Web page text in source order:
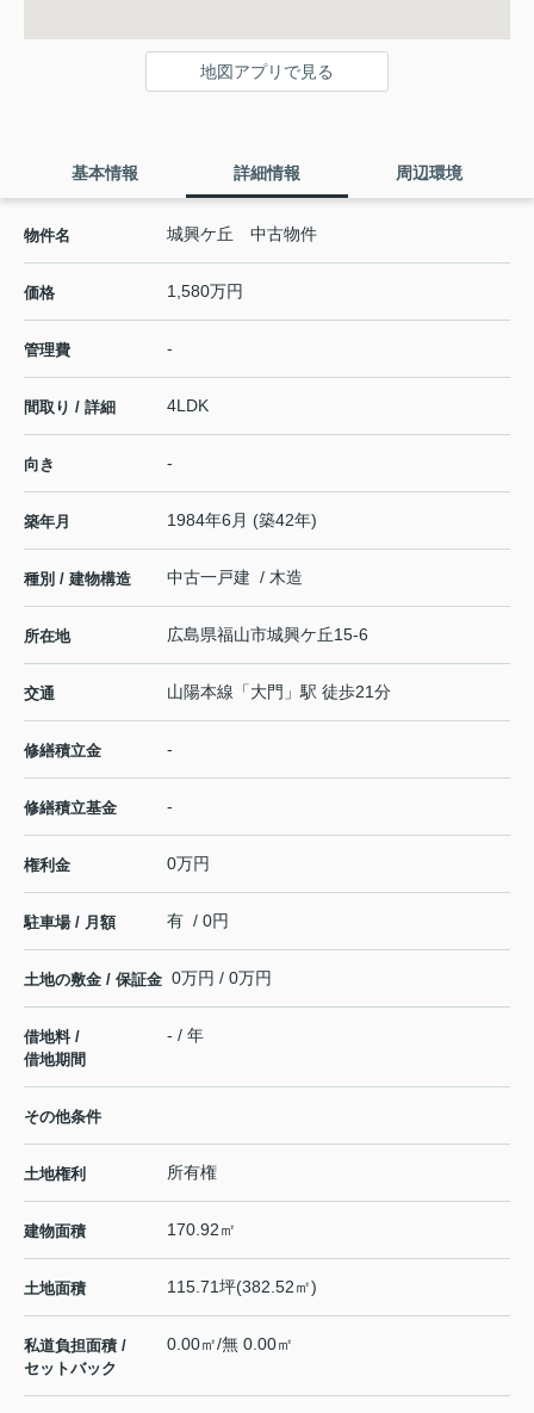
地図アプリで見る
基本情報 詳細情報 周辺環境
物件名 城興ケ丘 中古物件
価格 1,580万円
管理費 -
間取り / 詳細 4LDK
向き -
築年月 1984年6月 (築42年)
種別 / 建物構造 中古一戸建 / 木造
所在地 広島県福山市城興ケ丘15-6
交通 山陽本線 「大門 」駅 徒歩21分
修繕積立金 -
修繕積立基金 -
権利金 0万円
駐車場 / 月額 有 / 0円
土地の敷金 / 保証金 0万円 / 0万円
借地料 /
借地期間
- / 年
その他条件
土地権利 所有権
建物面積 170.92㎡
土地面積 115.71坪(382.52㎡)
私道負担面積 /
セットバック
0.00㎡/無 0.00㎡